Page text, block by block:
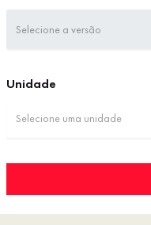
Selecione a versão
Unidade
Selecione uma unidade